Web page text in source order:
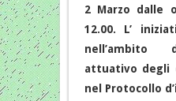
2 Marzo dalle
12.00. L’
nell’ambito
attuativo degli
nel Protocollo